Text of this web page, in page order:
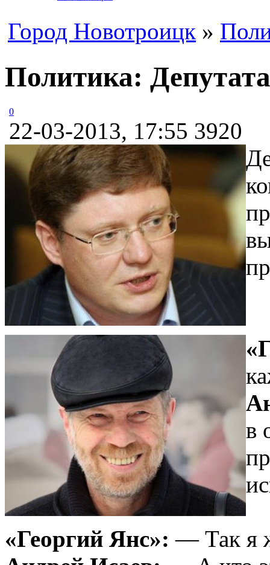
Город Новотроицк »
Политика:
0
22-03-2013, 17:55 3920
в
«Георгий Янс»: — Так я